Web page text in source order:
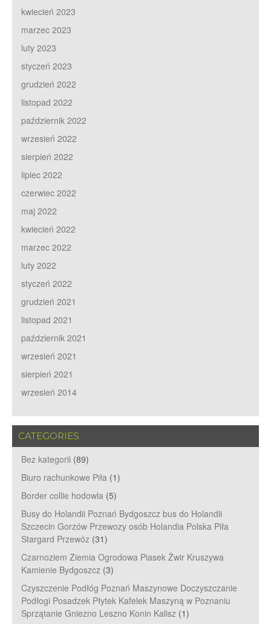
kwiecień 2023
marzec 2023
luty 2023
styczeń 2023
grudzień 2022
listopad 2022
październik 2022
wrzesień 2022
sierpień 2022
lipiec 2022
czerwiec 2022
maj 2022
kwiecień 2022
marzec 2022
luty 2022
styczeń 2022
grudzień 2021
listopad 2021
październik 2021
wrzesień 2021
sierpień 2021
wrzesień 2014
CATEGORIES
Bez kategorii (89)
Biuro rachunkowe Piła (1)
Border collie hodowla (5)
Busy do Holandii Poznań Bydgoszcz bus do Holandii
Szczecin Gorzów Przewozy osób Holandia Polska Piła
Stargard Przewóz (31)
Czarnoziem Ziemia Ogrodowa Piasek Żwir Kruszywa
Kamienie Bydgoszcz (3)
Czyszczenie Podłóg Poznań Maszynowe Doczyszczanie
Podłogi Posadzek Płytek Kafelek Maszyną w Poznaniu
Sprzątanie Gniezno Leszno Konin Kalisz (1)